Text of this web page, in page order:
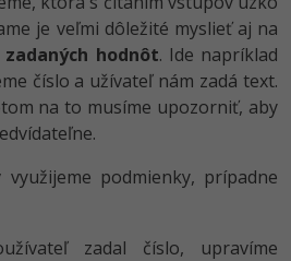
je veľmi dôležité myslieť aj na
hodnôt. Ide napríklad
číslo a užívateľ nám zadá text.
na to musíme upozorniť, aby
podmienky, prípadne
zadal číslo, upravíme